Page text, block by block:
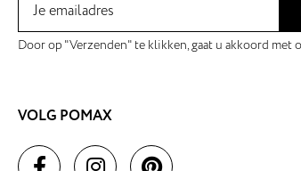
Door op "Verzenden" te klikken, gaat u akkoord met
VOLG POMAX